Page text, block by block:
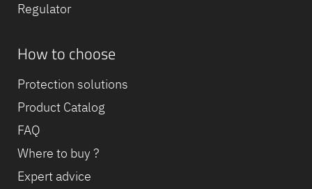
Regulator
How to choose
Protection solutions
Product Catalog
FAQ
Where to buy ?
Expert advice